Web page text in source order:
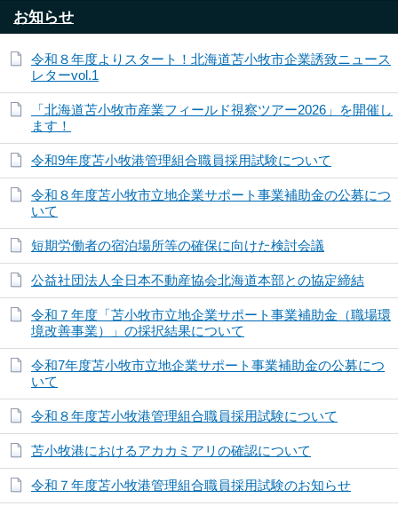
お知らせ
令和８年度よりスタート！北海道苫小牧市企業誘致ニュース
レターvol.1
「北海道苫小牧市産業フィールド視察ツアー2026」を開催し
ます！
令和9年度苫小牧港管理組合職員採用試験について
令和８年度苫小牧市立地企業サポート事業補助金の公募につ
いて
短期労働者の宿泊場所等の確保に向けた検討会議
公益社団法人全日本不動産協会北海道本部との協定締結
令和７年度「苫小牧市立地企業サポート事業補助金（職場環
境改善事業）」の採択結果について
令和7年度苫小牧市立地企業サポート事業補助金の公募につ
いて
令和８年度苫小牧港管理組合職員採用試験について
苫小牧港におけるアカカミアリの確認について
令和７年度苫小牧港管理組合職員採用試験のお知らせ